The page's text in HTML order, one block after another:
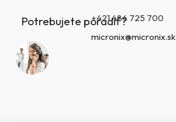
Potrebujete poradiť?+421 484 725 700
micronix@micronix.sk